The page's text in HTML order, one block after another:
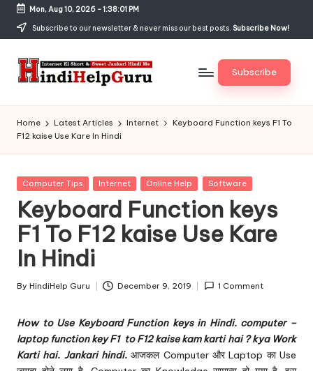
Skip
content
Mon, Aug 10, 2026-1:38:02 PM
Subscribe to our newsletter & never miss our best posts. Subscribe Now!
H
in
di
H
el
p
G
u
r
u.
c
Jankari
Hindi
me
Subscribe
Home Latest Articles Internet
Keyboard Function keys F1 To
F12 kaise Use Kare In Hindi
Posted
Computer Tips Internet Online Help Software
Keyboard Function keys
F1 To F12 kaise Use Kare
In Hindi
Posted
By HindiHelp Guru December 9, 2019 1 Comment
How to Use Keyboard Function keys in Hindi. computer –
laptop function key F1 to F12 kaise kam karti hai ? kya Work
Karti hai. Jankari hindi.आजकल Computer और Laptop का Use